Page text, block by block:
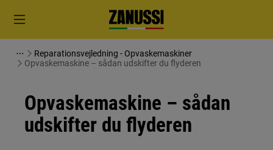
Reparationsvejledning - Opvaskemaskiner
Opvaskemaskine – sådan udskifter du flyderen
Opvaskemaskine – sådan
udskifter du flyderen